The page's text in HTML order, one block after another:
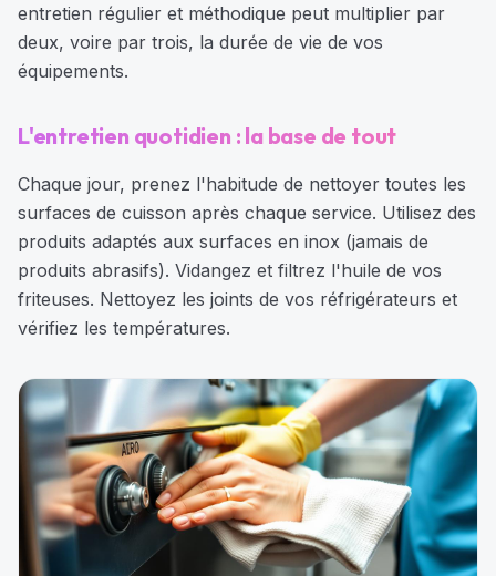
entretien régulier et méthodique peut multiplier par
deux, voire par trois, la durée de vie de vos
équipements.
L'entretien quotidien : la base de tout
Chaque jour, prenez l'habitude de nettoyer toutes les
surfaces de cuisson après chaque service. Utilisez des
produits adaptés aux surfaces en inox (jamais de
produits abrasifs). Vidangez et filtrez l'huile de vos
friteuses. Nettoyez les joints de vos réfrigérateurs et
vérifiez les températures.